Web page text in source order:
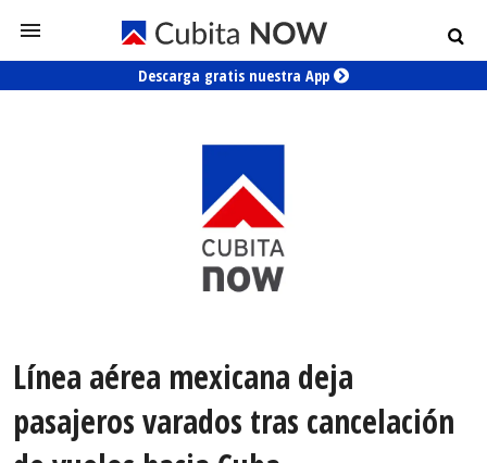
Descarga gratis nuestra App
Línea aérea mexicana deja
pasajeros varados tras cancelación